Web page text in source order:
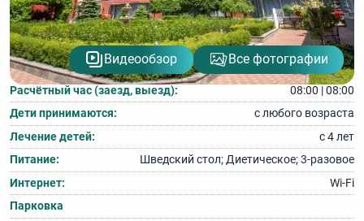
Видеообзор Все фотографии
Расчётный час (заезд, выезд):
08:00 | 08:00
Дети принимаются:
с любого возраста
Лечение детей:
с 4 лет
Питание:
Шведский стол; Диетическое; 3‑разовое
Интернет:
Wi-Fi
Парковка